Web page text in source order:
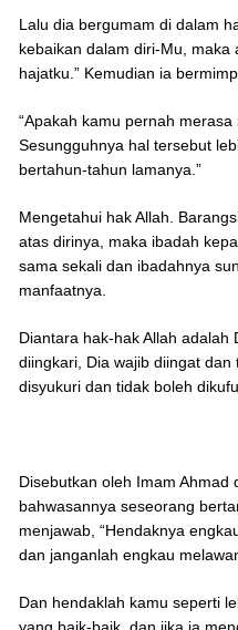
Lalu dia bergumam di dalam
kebaikan dalam diri-Mu, maka
hajatku.” Kemudian ia
“Apakah kamu pernah
Sesungguhnya hal tersebut
bertahun-tahun lamanya.”
Mengetahui hak Allah.
atas dirinya, maka ibadah
sama sekali dan ibadahnya
manfaatnya.
Diantara hak-hak Allah adalah
diingkari, Dia wajib diingat
disyukuri dan tidak boleh
Disebutkan oleh Imam Ahmad
bahwasannya seseorang
menjawab, “Hendaknya
dan janganlah engkau
Dan hendaklah kamu seperti